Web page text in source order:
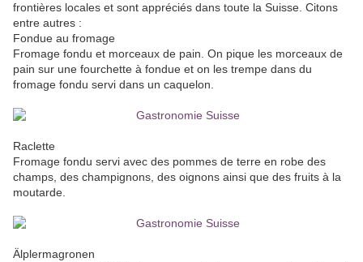
frontières locales et sont appréciés dans toute la Suisse. Citons
entre autres :
Fondue au fromage
Fromage fondu et morceaux de pain. On pique les morceaux de
pain sur une fourchette à fondue et on les trempe dans du
fromage fondu servi dans un caquelon.
Raclette
Fromage fondu servi avec des pommes de terre en robe des
champs, des champignons, des oignons ainsi que des fruits à la
moutarde.
Älplermagronen